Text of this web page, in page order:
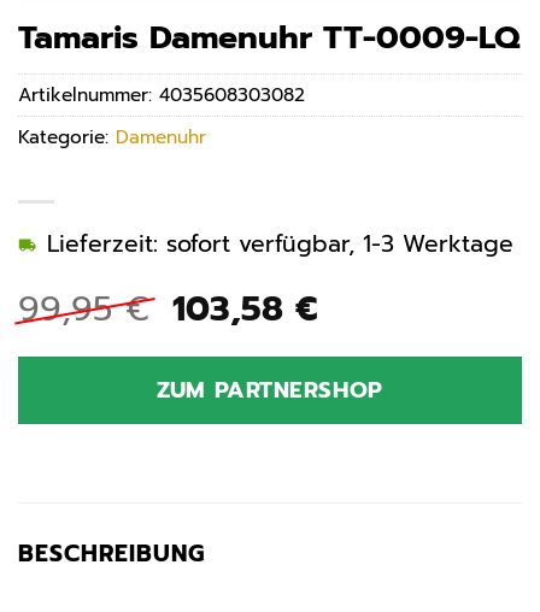
Tamaris Damenuhr TT-0009-LQ
99,95€ Ursprünglicher
Preis
war:
99,95 €
103,58 €Aktueller
ist:
103,58 €.
Lieferzeit: sofort verfügbar, 1-3 Werktage
ZUM PARTNERSHOP
Artikelnummer: 4035608303082
Kategorie: Damenuhr
BESCHREIBUNG